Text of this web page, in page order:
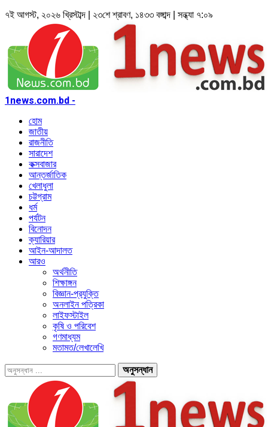
৭ই আগস্ট, ২০২৬ খ্রিস্টাব্দ | ২৩শে শ্রাবণ, ১৪৩৩ বঙ্গাব্দ | সন্ধ্যা ৭:০৯
1news.com.bd -
হোম
জাতীয়
রাজনীতি
সারাদেশ
কক্সবাজার
আন্তর্জাতিক
খেলাধুলা
চট্টগ্রাম
ধর্ম
পর্যটন
বিনোদন
ক্যারিয়ার
আইন-আদালত
আরও
অর্থনীতি
শিক্ষাঙ্গন
বিজ্ঞান-প্রযুক্তি
অনলাইন পত্রিকা
লাইফস্টাইল
কৃষি ও পরিবেশ
গণমাধ্যম
মতামত/লেখালেখি